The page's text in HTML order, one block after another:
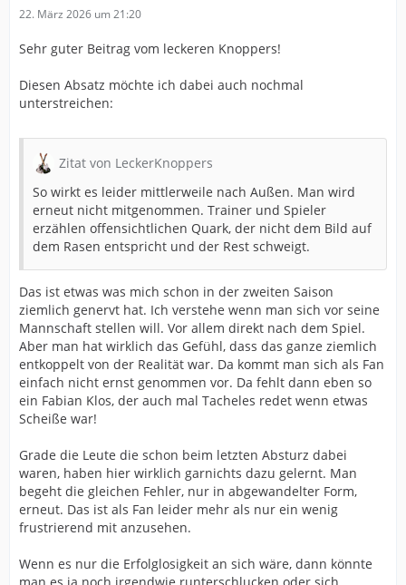
22. März 2026 um 21:20
Sehr guter Beitrag vom leckeren Knoppers!
Diesen Absatz möchte ich dabei auch nochmal
unterstreichen:
Zitat von LeckerKnoppers
So wirkt es leider mittlerweile nach Außen. Man wird
erneut nicht mitgenommen. Trainer und Spieler
erzählen offensichtlichen Quark, der nicht dem Bild auf
dem Rasen entspricht und der Rest schweigt.
Das ist etwas was mich schon in der zweiten Saison
ziemlich genervt hat. Ich verstehe wenn man sich vor seine
Mannschaft stellen will. Vor allem direkt nach dem Spiel.
Aber man hat wirklich das Gefühl, dass das ganze ziemlich
entkoppelt von der Realität war. Da kommt man sich als Fan
einfach nicht ernst genommen vor. Da fehlt dann eben so
ein Fabian Klos, der auch mal Tacheles redet wenn etwas
Scheiße war!
Grade die Leute die schon beim letzten Absturz dabei
waren, haben hier wirklich garnichts dazu gelernt. Man
begeht die gleichen Fehler, nur in abgewandelter Form,
erneut. Das ist als Fan leider mehr als nur ein wenig
frustrierend mit anzusehen.
Wenn es nur die Erfolglosigkeit an sich wäre, dann könnte